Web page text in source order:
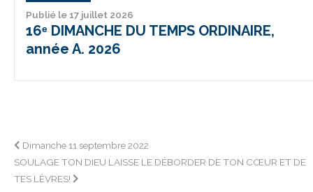
Publié le 17 juillet 2026
16ᵉ DIMANCHE DU TEMPS ORDINAIRE,
année A. 2026
Navigation
de
Dimanche 11 septembre 2022
SOULAGE TON DIEU LAISSE LE DÉBORDER DE TON CŒUR ET DE
TES LÈVRES!